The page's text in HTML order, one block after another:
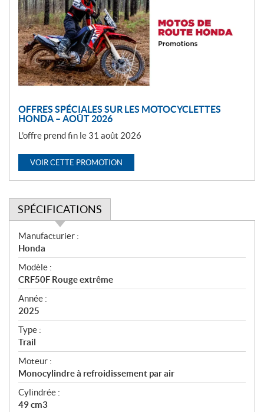
m
o
t
i
o
n
OFFRES SPÉCIALES SUR LES MOTOCYCLETTES
HONDA – AOÛT 2026
L’offre prend fin le 31 août 2026
VOIR CETTE PROMOTION
SPÉCIFICATIONS
S
p
é
c
i
f
i
c
a
t
i
o
n
s
Manufacturier :
Honda
Modèle :
CRF50F Rouge extrême
Année :
2025
Type :
Trail
Moteur :
Monocylindre à refroidissement par air
Cylindrée :
49 cm3